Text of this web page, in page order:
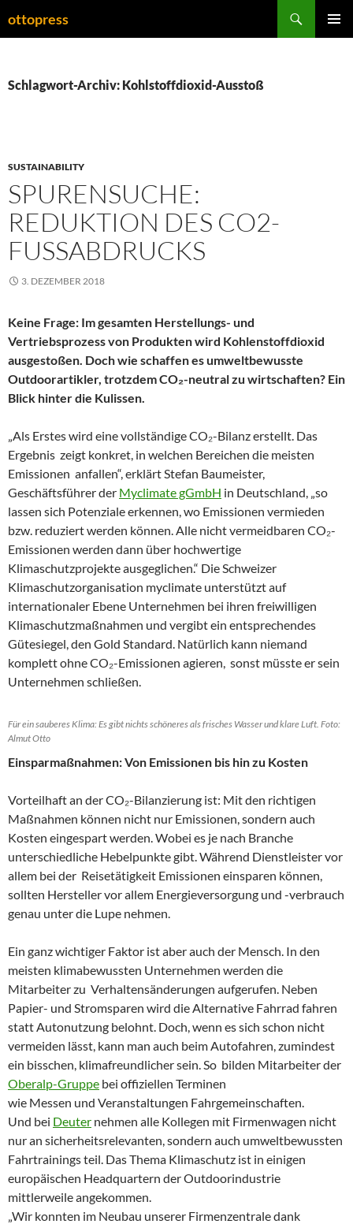
Inhalt
ottopress
Schlagwort-Archiv: Kohlstoffdioxid-Ausstoß
SUSTAINABILITY
SPURENSUCHE:
REDUKTION DES CO2-
FUSSABDRUCKS
3. DEZEMBER 2018
Keine Frage: Im gesamten Herstellungs- und
Vertriebsprozess von Produkten wird Kohlenstoffdioxid
ausgestoßen. Doch wie schaffen es umweltbewusste
Outdoorartikler, trotzdem CO₂-neutral zu wirtschaften? Ein
Blick hinter die Kulissen.
„Als Erstes wird eine vollständige CO₂-Bilanz erstellt. Das
Ergebnis zeigt konkret, in welchen Bereichen die meisten
Emissionen anfallen“, erklärt Stefan Baumeister,
Geschäftsführer der Myclimate gGmbH in Deutschland, „so
lassen sich Potenziale erkennen, wo Emissionen vermieden
bzw. reduziert werden können. Alle nicht vermeidbaren CO₂-
Emissionen werden dann über hochwertige
Klimaschutzprojekte ausgeglichen.“ Die Schweizer
Klimaschutzorganisation myclimate unterstützt auf
internationaler Ebene Unternehmen bei ihren freiwilligen
Klimaschutzmaßnahmen und vergibt ein entsprechendes
Gütesiegel, den Gold Standard. Natürlich kann niemand
komplett ohne CO₂-Emissionen agieren, sonst müsste er sein
Unternehmen schließen.
Für ein sauberes Klima: Es gibt nichts schöneres als frisches Wasser und klare Luft. Foto:
Almut Otto
Einsparmaßnahmen: Von Emissionen bis hin zu Kosten
Vorteilhaft an der CO₂-Bilanzierung ist: Mit den richtigen
Maßnahmen können nicht nur Emissionen, sondern auch
Kosten eingespart werden. Wobei es je nach Branche
unterschiedliche Hebelpunkte gibt. Während Dienstleister vor
allem bei der Reisetätigkeit Emissionen einsparen können,
sollten Hersteller vor allem Energieversorgung und -verbrauch
genau unter die Lupe nehmen.
Ein ganz wichtiger Faktor ist aber auch der Mensch. In den
meisten klimabewussten Unternehmen werden die
Mitarbeiter zu Verhaltensänderungen aufgerufen. Neben
Papier- und Stromsparen wird die Alternative Fahrrad fahren
statt Autonutzung belohnt. Doch, wenn es sich schon nicht
vermeiden lässt, kann man auch beim Autofahren, zumindest
ein bisschen, klimafreundlicher sein. So bilden Mitarbeiter der
Oberalp-Gruppe bei offiziellen Terminen
wie Messen und Veranstaltungen Fahrgemeinschaften.
Und bei Deuter nehmen alle Kollegen mit Firmenwagen nicht
nur an sicherheitsrelevanten, sondern auch umweltbewussten
Fahrtrainings teil. Das Thema Klimaschutz ist in einigen
europäischen Headquartern der Outdoorindustrie
mittlerweile angekommen.
„Wir konnten im Neubau unserer Firmenzentrale dank